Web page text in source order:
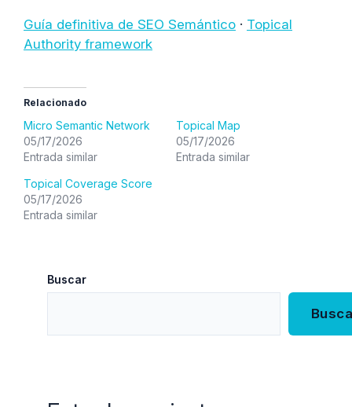
Guía definitiva de SEO Semántico · Topical
Authority framework
Relacionado
Micro Semantic Network
05/17/2026
Entrada similar
Topical Map
05/17/2026
Entrada similar
Topical Coverage Score
05/17/2026
Entrada similar
Buscar